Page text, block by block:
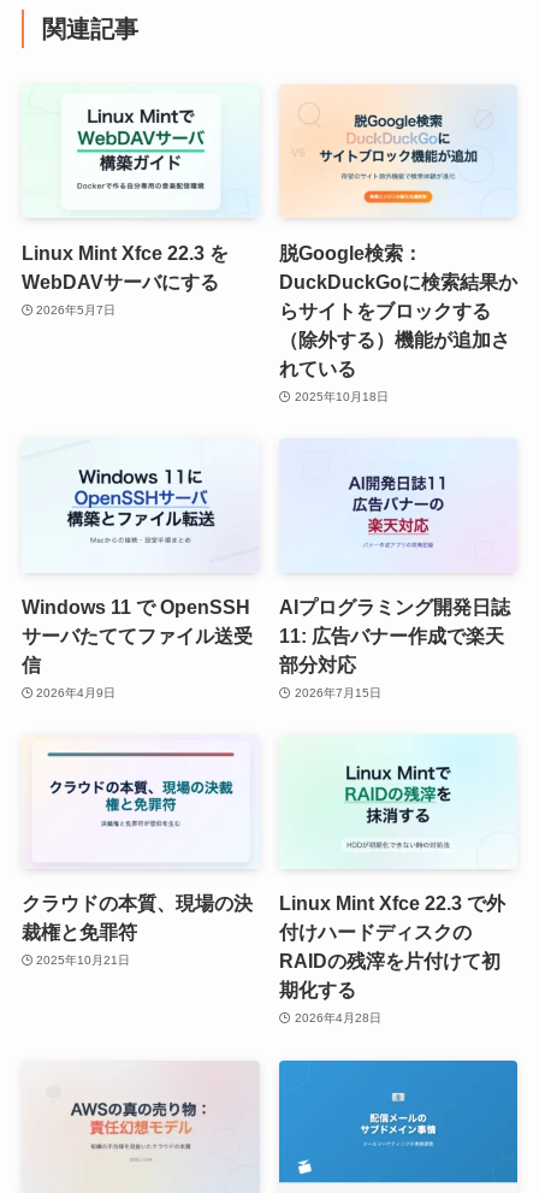
関連記事
Linux Mint Xfce 22.3 を
WebDAVサーバにする
2026年5月7日
脱Google検索：
DuckDuckGoに検索結果か
らサイトをブロックする
（除外する）機能が追加さ
れている
2025年10月18日
Windows 11 で OpenSSH
サーバたててファイル送受
信
2026年4月9日
AIプログラミング開発日誌
11: 広告バナー作成で楽天
部分対応
2026年7月15日
クラウドの本質、現場の決
裁権と免罪符
2025年10月21日
Linux Mint Xfce 22.3 で外
付けハードディスクの
RAIDの残滓を片付けて初
期化する
2026年4月28日